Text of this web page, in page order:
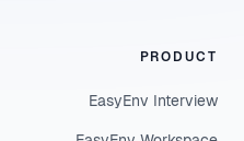
PRODUCT
EasyEnv Interview